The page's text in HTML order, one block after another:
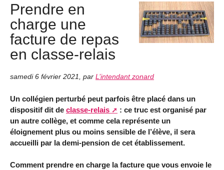
Prendre en
charge une
facture de repas
en classe-relais
samedi 6 février 2021 par L’intendant zonard
Un collégien perturbé peut parfois être placé dans un
dispositif dit de classe-relais
: ce truc est organisé par
un autre collège, et comme cela représente un
éloignement plus ou moins sensible de l’élève, il sera
accueilli par la demi-pension de cet établissement.
Comment prendre en charge la facture que vous envoie le